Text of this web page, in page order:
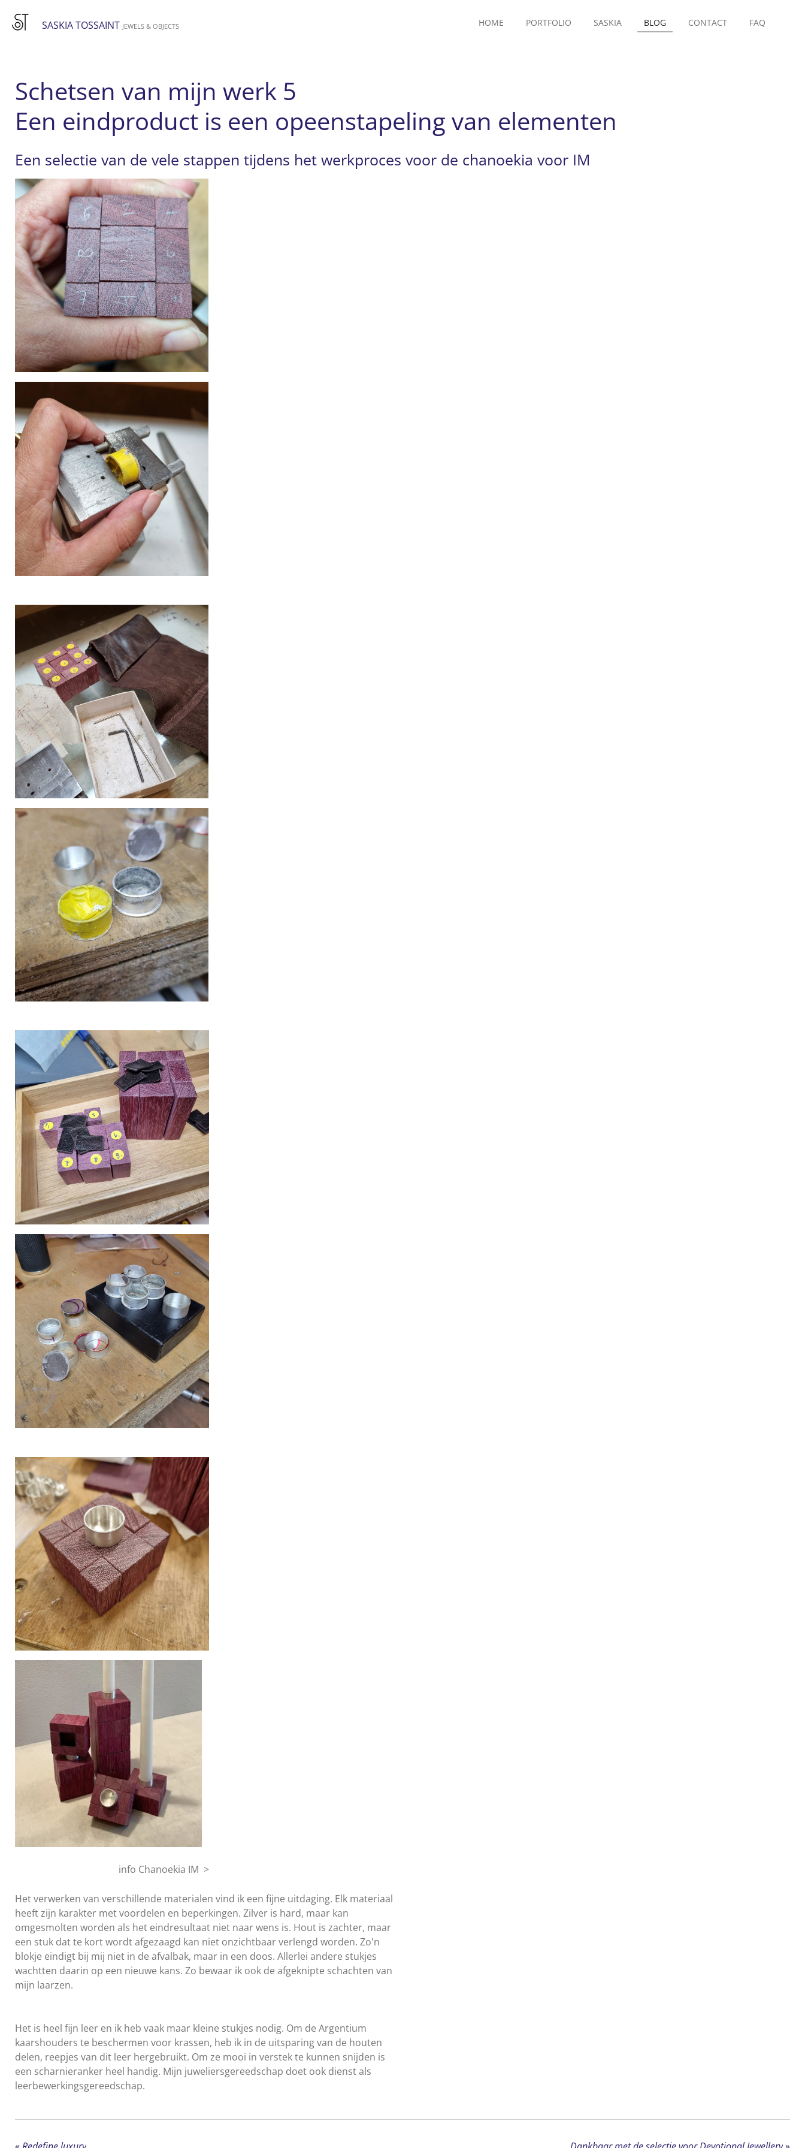
Ga
direct
SASKIA TOSSAINT JEWELS & OBJECTS HOME PORTFOLIO SASKIA BLOG CONTACT FAQ
Schetsen van mijn werk 5
Een eindproduct is een opeenstapeling van elementen
Een selectie van de vele stappen tijdens het werkproces voor de chanoekia voor IM
info Chanoekia IM >
Het verwerken van verschillende materialen vind ik een fijne uitdaging. Elk materiaal
heeft zijn karakter met voordelen en beperkingen. Zilver is hard, maar kan
omgesmolten worden als het eindresultaat niet naar wens is. Hout is zachter, maar
een stuk dat te kort wordt afgezaagd kan niet onzichtbaar verlengd worden. Zo'n
blokje eindigt bij mij niet in de afvalbak, maar in een doos. Allerlei andere stukjes
wachtten daarin op een nieuwe kans. Zo bewaar ik ook de afgeknipte schachten van
mijn laarzen.
Het is heel fijn leer en ik heb vaak maar kleine stukjes nodig. Om de Argentium
kaarshouders te beschermen voor krassen, heb ik in de uitsparing van de houten
delen, reepjes van dit leer hergebruikt. Om ze mooi in verstek te kunnen snijden is
een scharnieranker heel handig. Mijn juweliersgereedschap doet ook dienst als
leerbewerkingsgereedschap.